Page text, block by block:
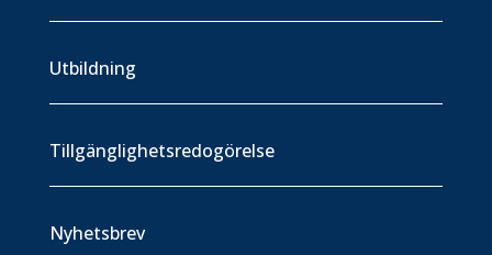
Utbildning
Tillgänglighetsredogörelse
Nyhetsbrev